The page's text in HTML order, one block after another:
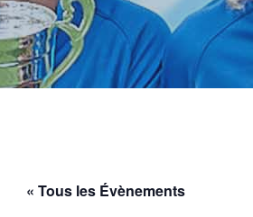
« Tous les Évènements